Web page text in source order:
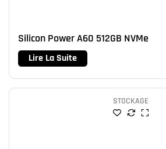
Silicon Power A60 512GB NVMe
Lire La Suite
STOCKAGE